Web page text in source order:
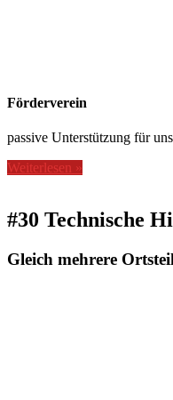
#30 Technische
Gleich mehrere
Förderverein
passive Unterstützung für
Weiterlesen »